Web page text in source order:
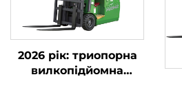
2026 рік: триопорна
вилкопідйомна